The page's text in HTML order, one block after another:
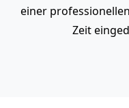
einer
Zeit